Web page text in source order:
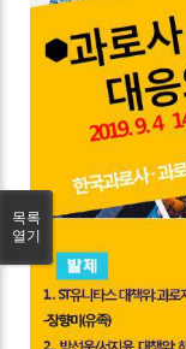
목록
열기